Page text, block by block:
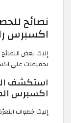
نصائح
اكسبرس
إليك بعض
تخفيضات علي
استكشف
اكسبرس
إليك خطوات